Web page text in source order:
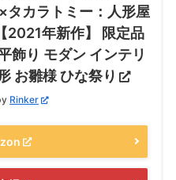
タカラトミー：人形屋
2021年新作】 限定品
り モダン インテリ
お雛様 ひな祭り
Rinker